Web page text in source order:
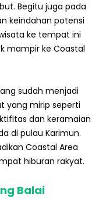
Begitu juga pada
keindahan potensi
ke tempat ini
mampir ke Coastal
sudah menjadi
yang mirip seperti
dan keramaian
di pulau Karimun.
Coastal Area
hiburan rakyat.
Balai